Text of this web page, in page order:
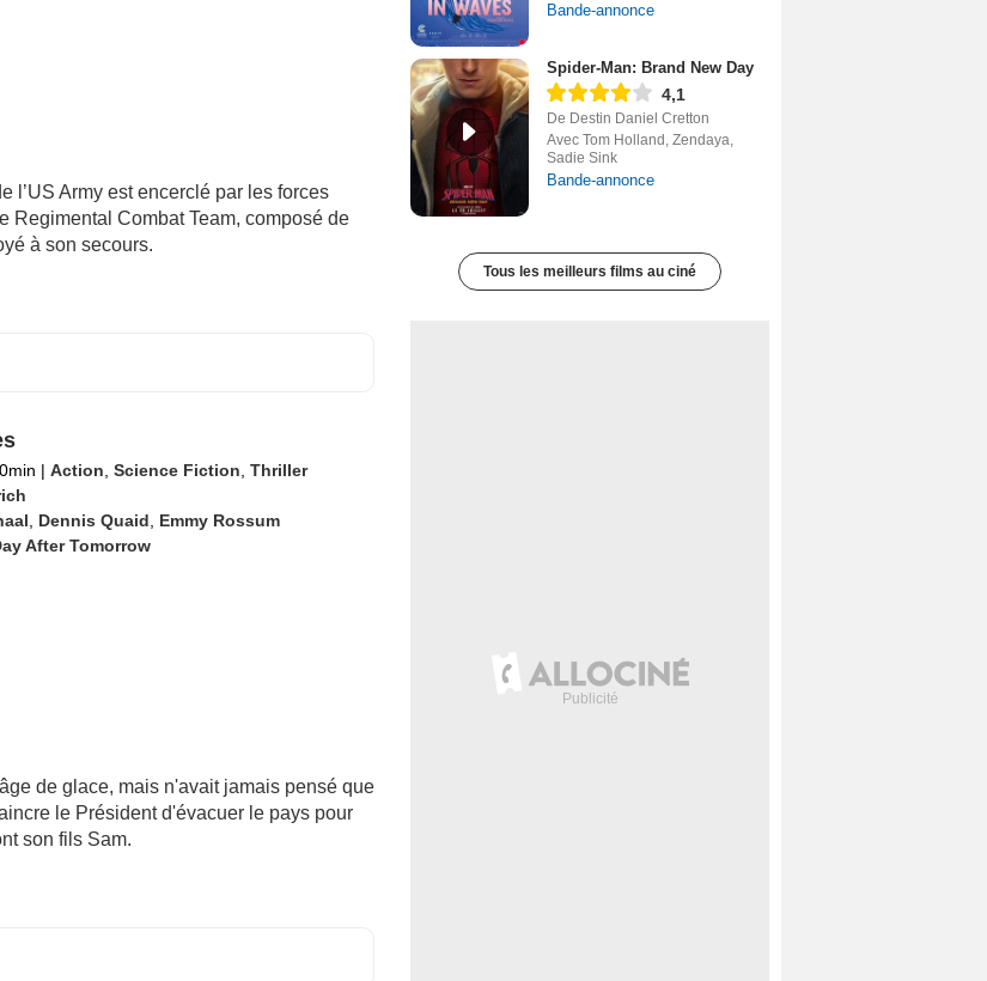
l’US Army est encerclé par les forces
Regimental Combat Team, composé de
à son secours.
| Action, Science Fiction, Thriller
, Dennis Quaid, Emmy Rossum
After Tomorrow
de glace, mais n'avait jamais pensé que
le Président d'évacuer le pays pour
son fils Sam.
Bande-annonce
Spider-Man: Brand New Day
4,1
De Destin Daniel Cretton
Avec Tom Holland, Zendaya,
Sadie Sink
Bande-annonce
Tous les meilleurs films au ciné